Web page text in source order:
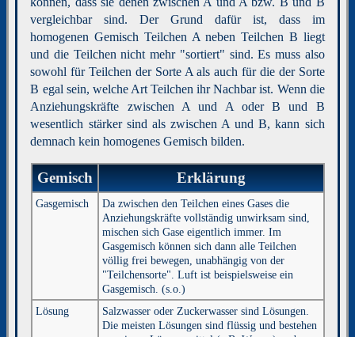
vergleichbar sind. Der Grund dafür ist, dass im
homogenen Gemisch Teilchen A neben Teilchen B liegt
und die Teilchen nicht mehr "sortiert" sind. Es muss also
sowohl für Teilchen der Sorte A als auch für die der Sorte
B egal sein, welche Art Teilchen ihr Nachbar ist. Wenn die
Anziehungskräfte zwischen A und A oder B und B
wesentlich stärker sind als zwischen A und B, kann sich
demnach kein homogenes Gemisch bilden.
Gemisch Erklärung
Gasgemisch
Da zwischen den Teilchen eines Gases die
Anziehungskräfte vollständig unwirksam sind,
mischen sich Gase eigentlich immer. Im
Gasgemisch können sich dann alle Teilchen
völlig frei bewegen, unabhängig von der
"Teilchensorte". Luft ist beispielsweise ein
Gasgemisch. (s.o.)
Lösung
Salzwasser oder Zuckerwasser sind Lösungen.
Die meisten Lösungen sind flüssig und bestehen